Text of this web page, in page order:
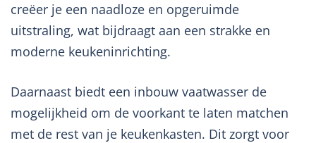
creëer je een naadloze en opgeruimde
uitstraling, wat bijdraagt aan een strakke en
moderne keukeninrichting.
Daarnaast biedt een inbouw vaatwasser de
mogelijkheid om de voorkant te laten matchen
met de rest van je keukenkasten. Dit zorgt voor